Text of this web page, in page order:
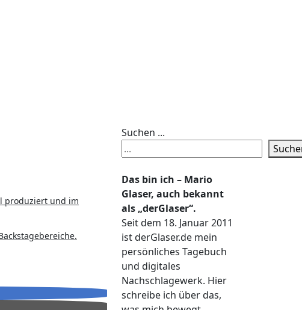
produziert und im
Suchen ...
Das bin ich – Mario
Glaser, auch bekannt
als „derGlaser“.
Seit dem 18. Januar 2011
ist derGlaser.de mein
persönliches Tagebuch
und digitales
Nachschlagewerk. Hier
schreibe ich über das,